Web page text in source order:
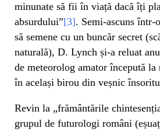
minunate să fii în viață dacă îți
absurdului”[3]. Semi-ascuns într-
să semene cu un buncăr secret
naturală), D. Lynch și-a reluat
de meteorolog amator începută
în același birou din veșnic
Revin la „frământările
grupul de futurologi români